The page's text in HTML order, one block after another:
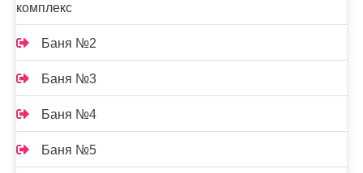
комплекс
Баня №2
Баня №3
Баня №4
Баня №5